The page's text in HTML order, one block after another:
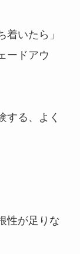
いたら」
ードアウ
する、よく
性が足りな